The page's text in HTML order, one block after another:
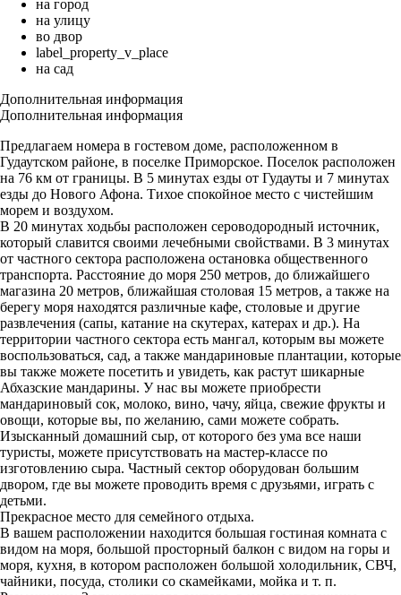
на город
на улицу
во двор
label_property_v_place
на сад
Дополнительная информация
Дополнительная информация
Предлагаем номера в гостевом доме, расположенном в
Гудаутском районе, в поселке Приморское. Поселок расположен
на 76 км от границы. В 5 минутах езды от Гудауты и 7 минутах
езды до Нового Афона. Тихое спокойное место с чистейшим
морем и воздухом.
В 20 минутах ходьбы расположен сероводородный источник,
который славится своими лечебными свойствами. В 3 минутах
от частного сектора расположена остановка общественного
транспорта. Расстояние до моря 250 метров, до ближайшего
магазина 20 метров, ближайшая столовая 15 метров, а также на
берегу моря находятся различные кафе, столовые и другие
развлечения (сапы, катание на скутерах, катерах и др.). На
территории частного сектора есть мангал, которым вы можете
воспользоваться, сад, а также мандариновые плантации, которые
вы также можете посетить и увидеть, как растут шикарные
Абхазские мандарины. У нас вы можете приобрести
мандариновый сок, молоко, вино, чачу, яйца, свежие фрукты и
овощи, которые вы, по желанию, сами можете собрать.
Изысканный домашний сыр, от которого без ума все наши
туристы, можете присутствовать на мастер-классе по
изготовлению сыра. Частный сектор оборудован большим
двором, где вы можете проводить время с друзьями, играть с
детьми.
Прекрасное место для семейного отдыха.
В вашем расположении находится большая гостиная комната с
видом на моря, большой просторный балкон с видом на горы и
моря, кухня, в котором расположен большой холодильник, СВЧ,
чайники, посуда, столики со скамейками, мойка и т. п.